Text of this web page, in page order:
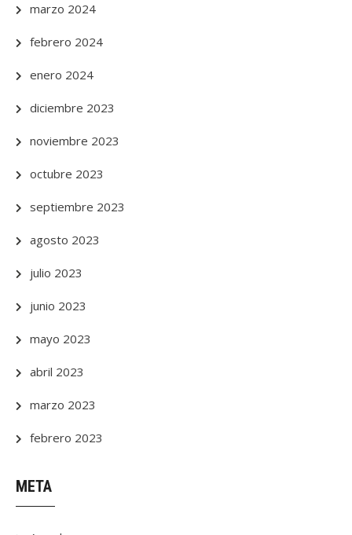
marzo 2024
febrero 2024
enero 2024
diciembre 2023
noviembre 2023
octubre 2023
septiembre 2023
agosto 2023
julio 2023
junio 2023
mayo 2023
abril 2023
marzo 2023
febrero 2023
META